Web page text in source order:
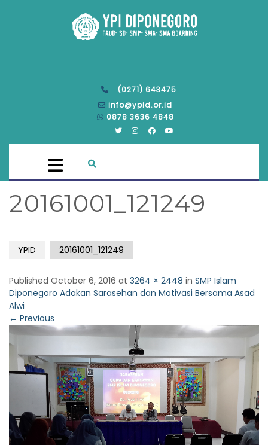
(0271) 643475
info@ypid.or.id
0878 3636 4848
20161001_121249
YPID 20161001_121249
Published October 6, 2016 at 3264 × 2448 in SMP Islam
Diponegoro Adakan Sarasehan dan Motivasi Bersama Asad
Alwi
← Previous